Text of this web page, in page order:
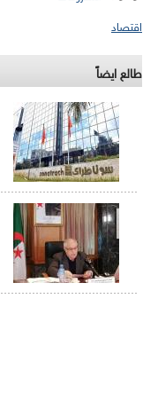
اقتصاد
طالع ايضاً